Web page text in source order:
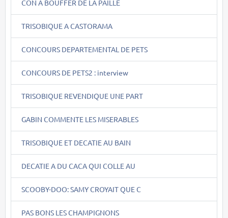
CON A BOUFFER DE LA PAILLE
TRISOBIQUE A CASTORAMA
CONCOURS DEPARTEMENTAL DE PETS
CONCOURS DE PETS2 : interview
TRISOBIQUE REVENDIQUE UNE PART
GABIN COMMENTE LES MISERABLES
TRISOBIQUE ET DECATIE AU BAIN
DECATIE A DU CACA QUI COLLE AU
SCOOBY-DOO: SAMY CROYAIT QUE C
PAS BONS LES CHAMPIGNONS